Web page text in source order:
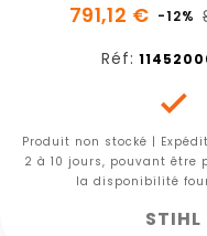
791,12 € -12%
Réf:

Produit non stocké |
2 à 10 jours, pouvant être
la disponibilité
STIHL